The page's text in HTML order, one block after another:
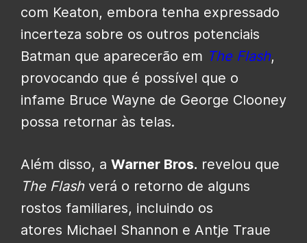
com Keaton, embora tenha expressado
incerteza sobre os outros potenciais
Batman que aparecerão em The Flash,
provocando que é possível que o
infame Bruce Wayne de George Clooney
possa retornar às telas.
Além disso, a Warner Bros. revelou que
The Flashverá o retorno de alguns
rostos familiares, incluindo os
atores Michael Shannon e Antje Traue